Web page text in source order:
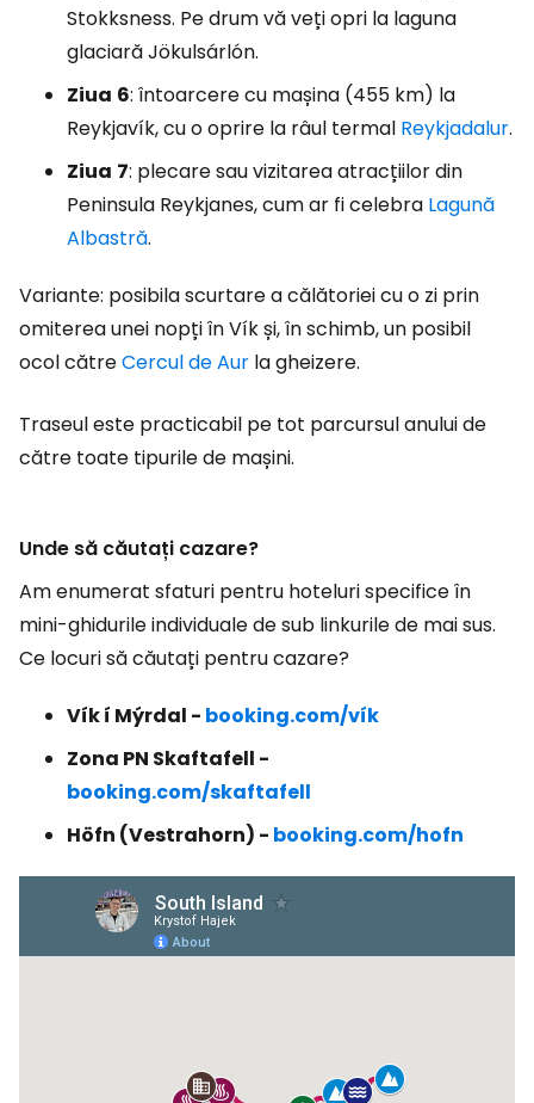
Stokksness. Pe drum vă veți opri la laguna
glaciară Jökulsárlón.
Ziua 6: întoarcere cu mașina (455 km) la
Reykjavík, cu o oprire la râul termal Reykjadalur.
Ziua 7: plecare sau vizitarea atracțiilor din
Peninsula Reykjanes, cum ar fi celebra Lagună
Albastră.
Variante: posibila scurtare a călătoriei cu o zi prin
omiterea unei nopți în Vík și, în schimb, un posibil
ocol cătreCercul de Aur la gheizere.
Traseul este practicabil pe tot parcursul anului de
către toate tipurile de mașini.
Unde să căutați cazare?
Am enumerat sfaturi pentru hoteluri specifice în
mini-ghidurile individuale de sub linkurile de mai sus.
Ce locuri să căutați pentru cazare?
Vík í Mýrdal - booking.com/vík
Zona PN Skaftafell -
booking.com/skaftafell
Höfn (Vestrahorn) - booking.com/hofn